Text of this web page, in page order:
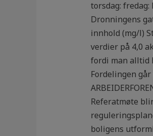
torsdag: fredag:
Dronningens
innhold (mg/l)
verdier på 4,0
fordi man alltid
Fordelingen går
Referatmøte
boligens